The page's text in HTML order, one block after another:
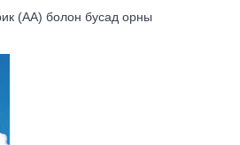
(AA) болон бусад орны